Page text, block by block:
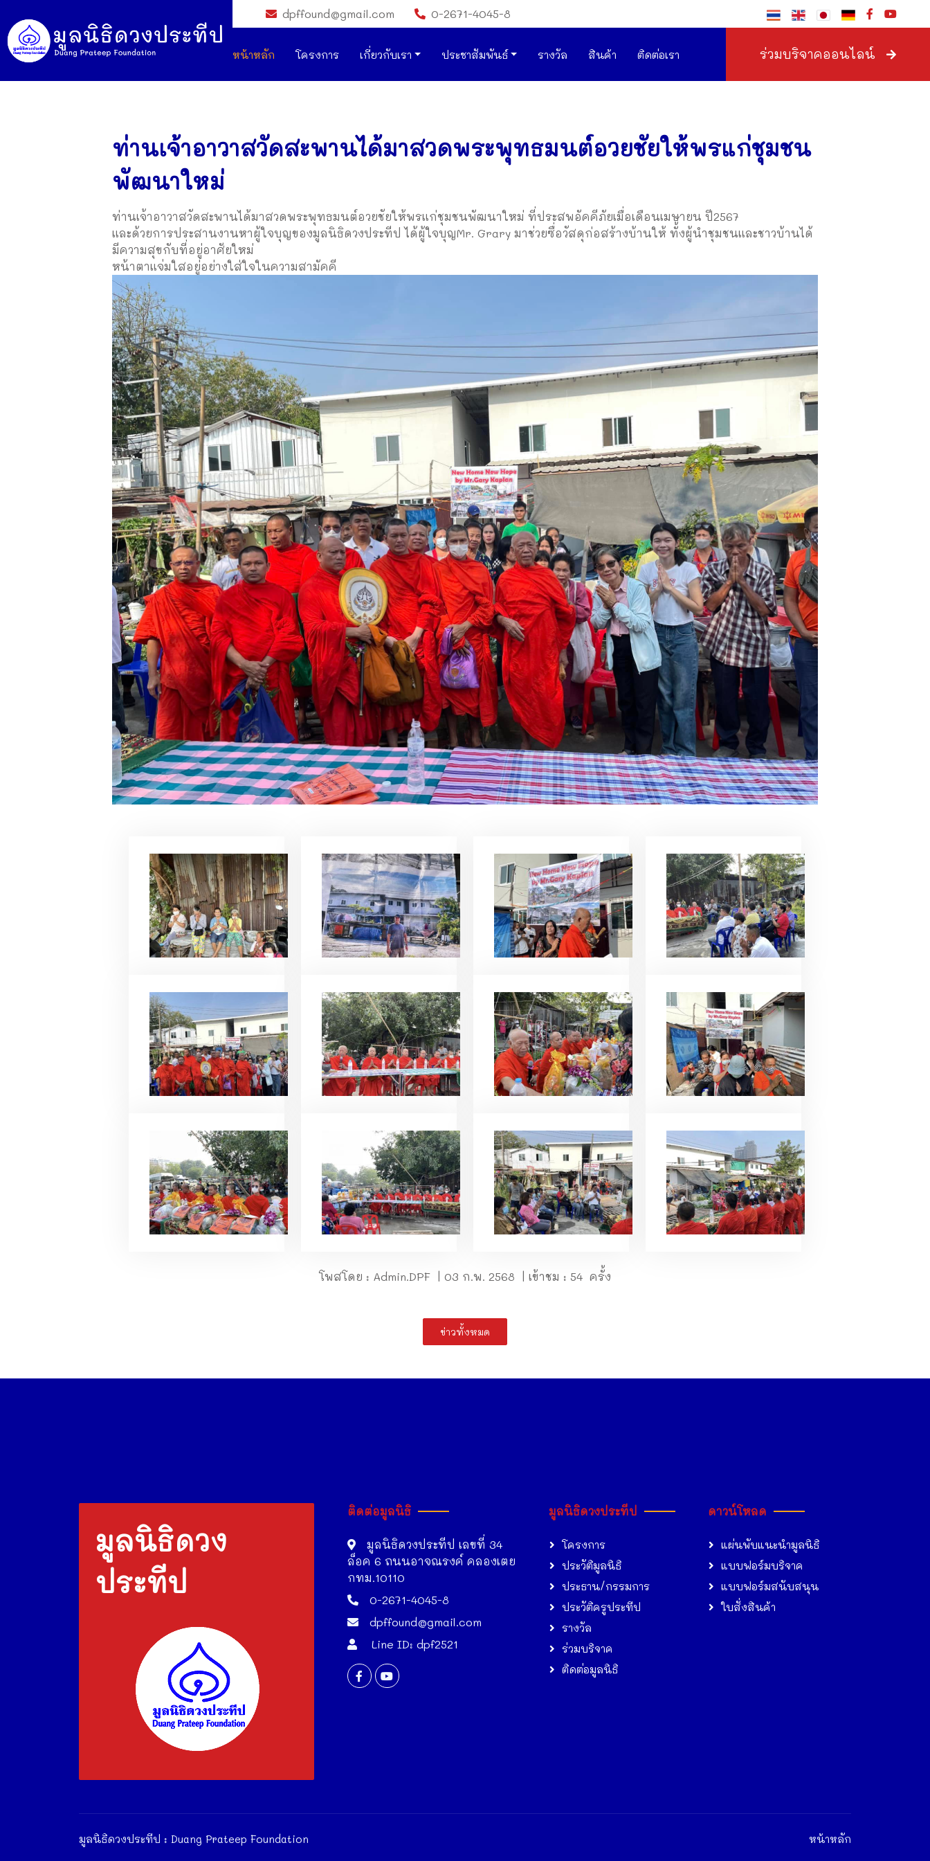
dpffound@gmail.com 0-2671-4045-8
หน้าหลัก โครงการ เกี่ยวกับเรา ประชาสัมพันธ์ รางวัล สินค้า ติดต่อเรา ร่วมบริจาคออนไลน์
ท่านเจ้าอาวาสวัดสะพานได้มาสวดพระพุทธมนต์อวยชัยให้พรแก่ชุมชน
พัฒนาใหม่
ท่านเจ้าอาวาสวัดสะพานได้มาสวดพระพุทธมนต์อวยชัยให้พรแก่ชุมชนพัฒนาใหม่ ที่ประสพอัคคีภัยเมื่อเดือนเมษายน ปี2567
และด้วยการประสานงานหาผู้ใจบุญของมูลนิธิดวงประทีป ได้ผู้ใจบุญMr. Grary มาช่วยซื่อวัสดุก่อสร้างบ้านให้ ทั้งผู้นำชุมชนและชาวบ้านได้
มีความสุขกับที่อยู่อาศัยใหม่
หน้าตาแจ่มใสอยู่อย่างใส่ใจในความสามัคคี
โพสโดย : Admin.DPF | 03 ก.พ. 2568 | เข้าชม : 54 ครั้ง
ข่าวทั้งหมด
มูลนิธิดวง
ประทีป
ติดต่อมูลนิธิ
มูลนิธิดวงประทีป เลขที่ 34
ล็อค 6 ถนนอาจณรงค์ คลองเตย
กทม.10110
0-2671-4045-8
dpffound@gmail.com
Line ID: dpf2521
มูลนิธิดวงประทีป
โครงการ
ประวัติมูลนิธิ
ประธาน/กรรมการ
ประวัติครูประทีป
รางวัล
ร่วมบริจาค
ติดต่อมูลนิธิ
ดาวน์โหลด
แผ่นพับแนะนำมูลนิธิ
แบบฟอร์มบริจาค
แบบฟอร์มสนับสนุน
ใบสั่งสินค้า
มูลนิธิดวงประทีป : Duang Prateep Foundation หน้าหลัก